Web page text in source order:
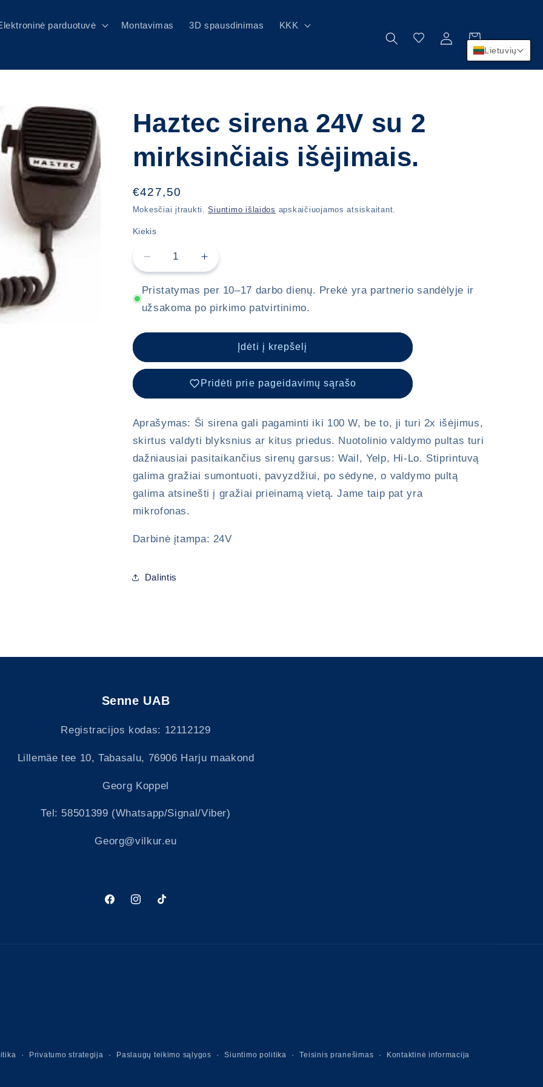
parduotuvė Montavimas 3D spausdinimas KKK
PrisijungtiKrepšelis
Haztec sirena 24V su 2
mirksinčiais išėjimais.
Įprasta
kaina
€427,50
Mokesčiai įtraukti.Siuntimo išlaidos apskaičiuojamos atsiskaitant.
Kiekis
Sumažinti
Haztec
sirena
24V
su
kiekį
Padidinti
Haztec
sirena
24V
su
mirksinčiais
išėjimais.
kiekį
Pristatymas per 10–17 darbo dienų. Prekė yra partnerio sandėlyje ir
užsakoma po pirkimo patvirtinimo.
Įdėti į krepšelį
Pridėti prie pageidavimų sąrašo
Aprašymas: Ši sirena gali pagaminti iki 100 W, be to, ji turi 2x išėjimus,
skirtus valdyti blyksnius ar kitus priedus. Nuotolinio valdymo pultas turi
dažniausiai pasitaikančius sirenų garsus: Wail, Yelp, Hi-Lo. Stiprintuvą
galima gražiai sumontuoti, pavyzdžiui, po sėdyne, o valdymo pultą
galima atsinešti į gražiai prieinamą vietą. Jame taip pat yra
mikrofonas.
Darbinė įtampa: 24V
Dalintis
Senne UAB
Registracijos kodas: 12112129
Lillemäe tee 10, Tabasalu, 76906 Harju maakond
Georg Koppel
Tel: 58501399 (Whatsapp/Signal/Viber)
Georg@vilkur.eu
„Facebook“„Instagram“
„TikTok“
Privatumo strategija Paslaugų teikimo sąlygos Siuntimo politika Teisinis pranešimas Kontaktinė informacija
Lietuvių
Prisijunkite prie savo paskyros, kad galėtumėte pridėti
produktų prie pageidavimų sąrašo ir peržiūrėti anksčiau